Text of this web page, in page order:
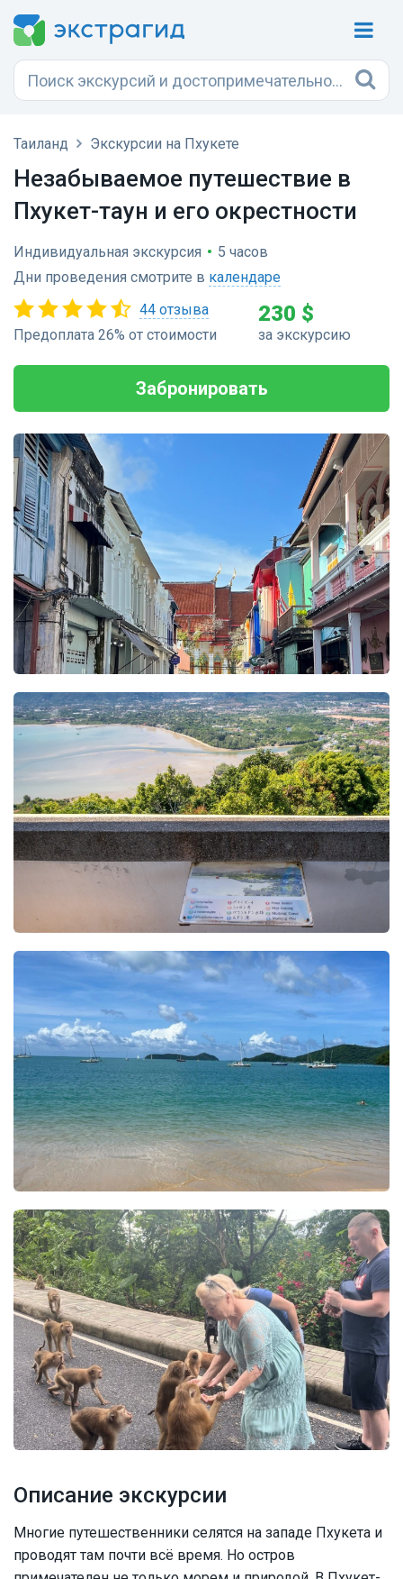
Таиланд Экскурсии на Пхукете
Незабываемое путешествие в
Пхукет-таун и его окрестности
Индивидуальная экскурсия • 5 часов
Дни проведения смотрите в календаре
44 отзыва
Предоплата 26% от стоимости
230 $
за экскурсию
Забронировать
Описание экскурсии
Многие путешественники селятся на западе Пхукета и
проводят там почти всё время. Но остров